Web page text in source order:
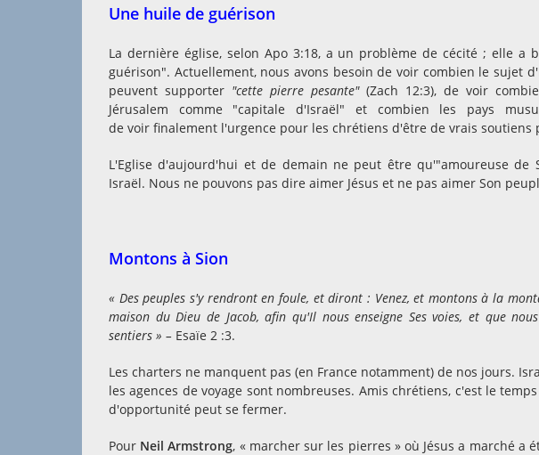
Une huile de guérison
La dernière église, selon Apo 3:18, a un problème de cécité ; elle
guérison". Actuellement, nous avons besoin de voir combien le sujet
peuvent supporter "cette pierre pesante"(Zach 12:3), de voir
Jérusalem comme "capitale d'Israël" et combien les pays
de voir finalement l'urgence pour les chrétiens d'être de vrais soutiens
L'Eglise d'aujourd'hui et de demain ne peut être qu'"amoureuse
Israël. Nous ne pouvons pas dire aimer Jésus et ne pas aimer Son
Montons à Sion
« Des peuples s'y rendront en foule, et diront : Venez, et montons à la
maison du Dieu de Jacob, afin qu'Il nous enseigne Ses voies, et que
sentiers » – Esaïe 2 :3.
Les charters ne manquent pas (en France notamment) de nos jours.
les agences de voyage sont nombreuses. Amis chrétiens, c'est le
d'opportunité peut se fermer.
Pour Neil Armstrong, « marcher sur les pierres » où Jésus a marché a